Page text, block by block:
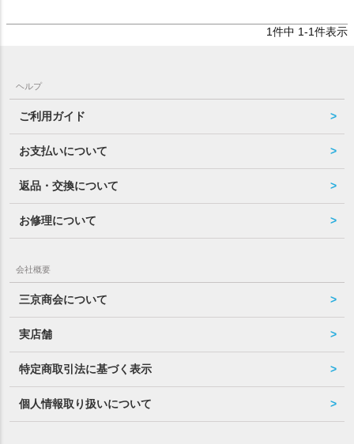
1件中 1-1件表示
ヘルプ
ご利用ガイド
お支払いについて
返品・交換について
お修理について
会社概要
三京商会について
実店舗
特定商取引法に基づく表示
個人情報取り扱いについて